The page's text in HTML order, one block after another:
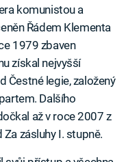
komunistou a
Řádem Klementa
1979 zbaven
získal nejvyšší
Čestné legie, založený
Dalšího
až v roce 2007 z
zásluhy I. stupně.